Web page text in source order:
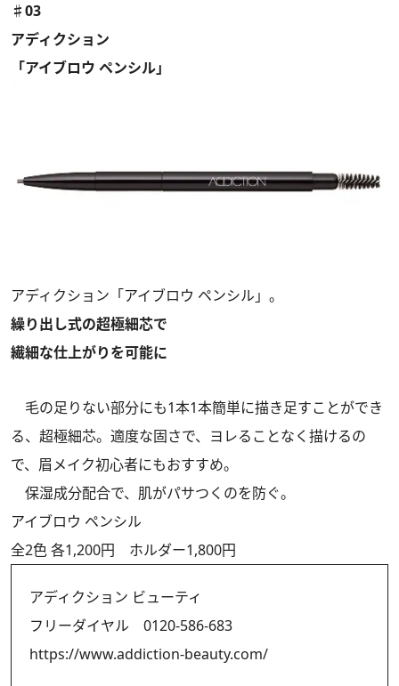
♯03
アディクション
「アイブロウ ペンシル」
アディクション「アイブロウ ペンシル」。
繰り出し式の超極細芯で
繊細な仕上がりを可能に
毛の足りない部分にも1本1本簡単に描き足すことができ
る、超極細芯。適度な固さで、ヨレることなく描けるの
で、眉メイク初心者にもおすすめ。
保湿成分配合で、肌がパサつくのを防ぐ。
アイブロウ ペンシル
全2色 各1,200円 ホルダー1,800円
アディクション ビューティ
フリーダイヤル 0120-586-683
https://www.addiction-beauty.com/